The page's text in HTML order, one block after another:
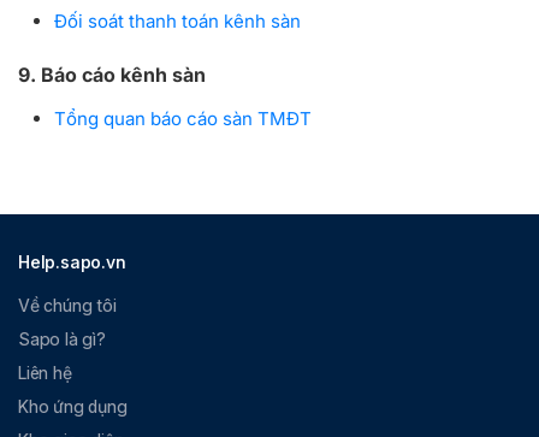
Đối soát thanh toán kênh sàn
9. Báo cáo kênh sàn
Tổng quan báo cáo sàn TMĐT
Help.sapo.vn
Về chúng tôi
Sapo là gì?
Liên hệ
Kho ứng dụng